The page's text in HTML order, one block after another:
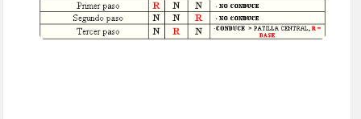
Sigamos, para confirmar el primer